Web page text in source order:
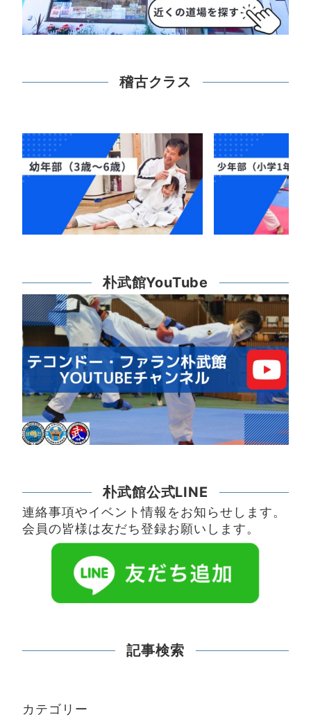
稽古クラス
朴武館YouTube
朴武館公式LINE
連絡事項やイベント情報をお知らせします。
会員の皆様は友だち登録お願いします。
記事検索
カテゴリー